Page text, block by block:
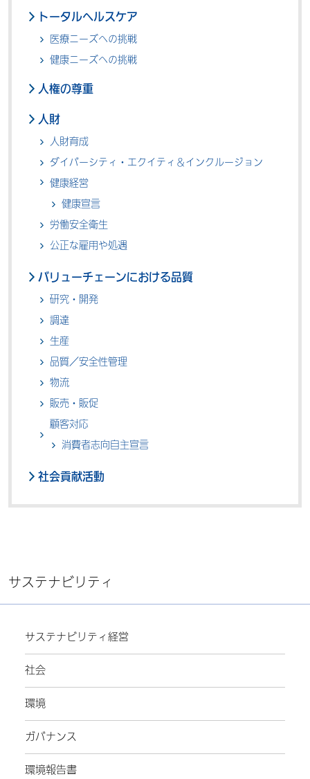
トータルヘルスケア
医療ニーズへの挑戦
健康ニーズへの挑戦
人権の尊重
人財
人財育成
ダイバーシティ・エクイティ＆インクルージョン
健康経営
健康宣言
労働安全衛生
公正な雇用や処遇
バリューチェーンにおける品質
研究・開発
調達
生産
品質／安全性管理
物流
販売・販促
顧客対応
消費者志向自主宣言
社会貢献活動
サステナビリティ
サステナビリティ経営
社会
環境
ガバナンス
環境報告書